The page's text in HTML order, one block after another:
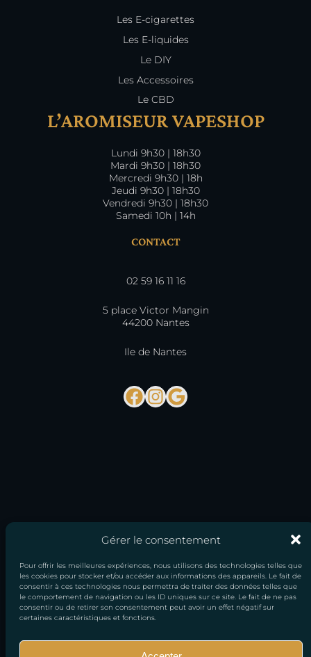
Gérer le consentement
Pour offrir les meilleures expériences, nous utilisons des technologies telles que
les cookies pour stocker et/ou accéder aux informations des appareils. Le fait de
consentir à ces technologies nous permettra de traiter des données telles que
le comportement de navigation ou les ID uniques sur ce site. Le fait de ne pas
consentir ou de retirer son consentement peut avoir un effet négatif sur
certaines caractéristiques et fonctions.
Les E-cigarettes
Les E-liquides
Le DIY
Les Accessoires
Le CBD
L’AROMISEUR VAPESHOP
Lundi 9h30 | 18h30
Mardi 9h30 | 18h30
Mercredi 9h30 | 18h
Jeudi 9h30 | 18h30
Vendredi 9h30 | 18h30
Samedi 10h | 14h
CONTACT
02 59 16 11 16
5 place Victor Mangin
44200 Nantes
Ile de Nantes
Facebook
Instagram
Google